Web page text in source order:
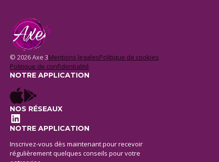
© 2026 Axe 3Mentions legalesPolitique de cookies
Politique de confidentialité
NOTRE APPLICATION
NOS RÉSEAUX
LinkedIn
NOTRE APPLICATION
Inscrivez-vous dès maintenant pour recevoir
régulièrement quelques conseils pour votre